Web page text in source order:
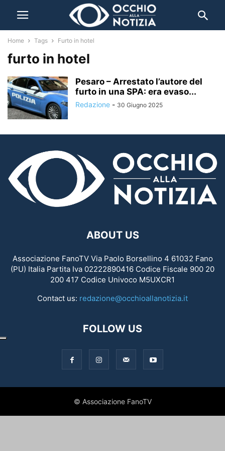
Home Tags Furto in hotel
furto in hotel
Pesaro – Arrestato l’autore del
furto in una SPA: era evaso...
Redazione - 30 Giugno 2025
ABOUT US
Associazione FanoTV Via Paolo Borsellino 4 61032 Fano
(PU) Italia Partita Iva 02222890416 Codice Fiscale 900 20
200 417 Codice Univoco M5UXCR1
Contact us: redazione@occhioallanotizia.it
FOLLOW US
© Associazione FanoTV